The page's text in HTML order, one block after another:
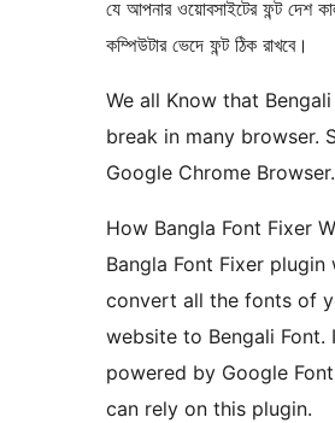
যে আপনার ওয়োবসাইটের ফন্ট দেশ
কম্পিউটার ভেদে ফন্ট ঠিক রাখবে।
We all Know that
break in many browser.
Google Chrome Browser.
How Bangla Font Fixer
Bangla Font Fixer plugin
convert all the fonts of
website to Bengali Font.
powered by Google
can rely on this plugin.